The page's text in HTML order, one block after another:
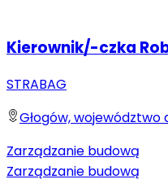
Kierownik/-czka
STRABAG
Głogów, województwo
Zarządzanie budową
Zarządzanie budową